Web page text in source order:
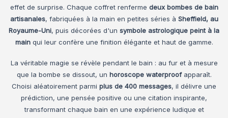
effet de surprise. Chaque coffret renferme deux bombes de bain
artisanales, fabriquées à la main en petites séries à Sheffield, au
Royaume-Uni, puis décorées d'un symbole astrologique peint à la
mainqui leur confère une finition élégante et haut de gamme.
La véritable magie se révèle pendant le bain : au fur et à mesure
que la bombe se dissout, un horoscope waterproofapparaît.
Choisi aléatoirement parmi plus de 400 messages, il délivre une
prédiction, une pensée positive ou une citation inspirante,
transformant chaque bain en une expérience ludique et